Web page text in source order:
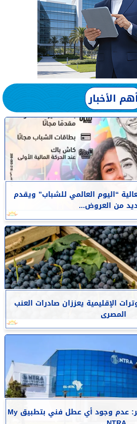
الأخبار
“اليوم العالمي للشباب” ويقدم
من العروض...
الإقليمية يعززان صادرات العنب
المصرى
تنظيم الاتصالات في مصر: عدم وجود أي عطل فني بتطبيق My